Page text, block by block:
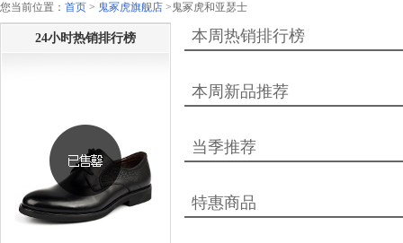
您当前位置： 首页 > 鬼冢虎旗舰店 >鬼冢虎和亚瑟士
24小时热销排行榜 本周热销排行榜
本周新品推荐
当季推荐
特惠商品